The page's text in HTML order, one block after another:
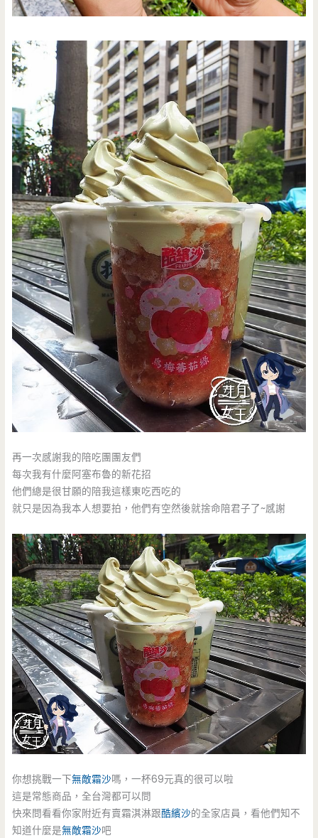
再一次感謝我的陪吃團團友們
每次我有什麼阿塞布魯的新花招
他們總是很甘願的陪我這樣東吃西吃的
就只是因為我本人想要拍，他們有空然後就捨命陪君子了~感謝
你想挑戰一下無敵霜沙嗎，一杯69元真的很可以啦
這是常態商品，全台灣都可以問
快來問看看你家附近有賣霜淇淋跟酷繽沙的全家店員，看他們知不
知道什麼是無敵霜沙吧